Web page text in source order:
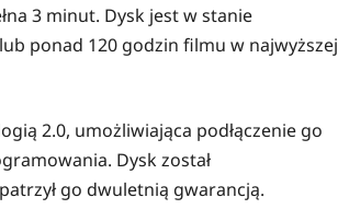
3 minut. Dysk jest w stanie
ponad 120 godzin filmu w najwyższej
2.0, umożliwiająca podłączenie go
Dysk został
go dwuletnią gwarancją.